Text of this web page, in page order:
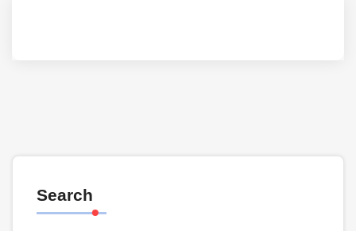
Search